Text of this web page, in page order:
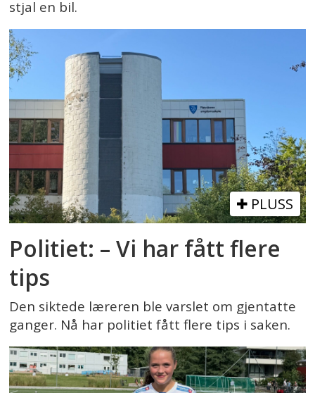
stjal en bil.
PLUSS
Politiet: – Vi har fått flere
tips
Den siktede læreren ble varslet om gjentatte
ganger. Nå har politiet fått flere tips i saken.